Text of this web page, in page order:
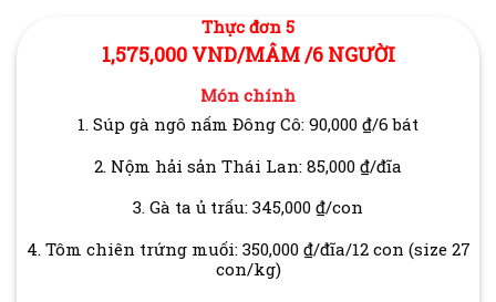
Thực đơn 5
1,575,000 VND/MÂM /6 NGƯỜI
Món chính
1. Súp gà ngô nấm Đông Cô: 90,000 ₫/6 bát
2. Nộm hải sản Thái Lan: 85,000 ₫/đĩa
3. Gà ta ủ trấu: 345,000 ₫/con
4. Tôm chiên trứng muối: 350,000 ₫/đĩa/12 con (size 27
con/kg)